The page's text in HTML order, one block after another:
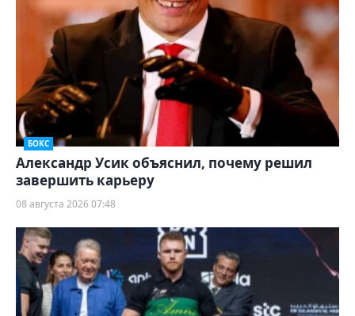
БОКС
Александр Усик объяснил, почему решил
завершить карьеру
08 августа 2026 07:48